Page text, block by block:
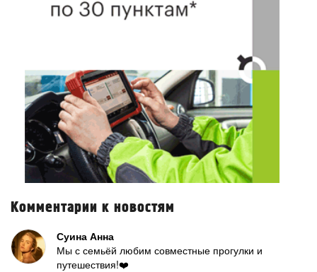
Комментарии к новостям
Суина Анна
Мы с семьёй любим совместные прогулки и
путешествия!❤️